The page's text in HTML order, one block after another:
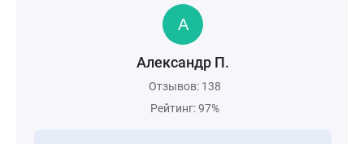
Александр П.
Отзывов: 138
Рейтинг: 97%